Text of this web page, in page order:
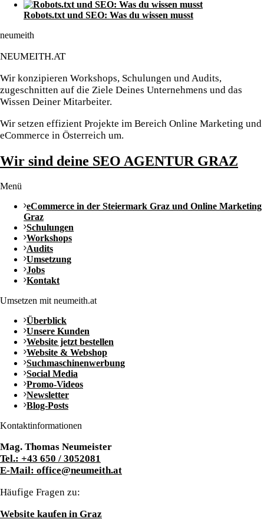
Robots.txt und SEO: Was du wissen musst
neumeith
NEUMEITH.AT
Wir konzipieren Workshops, Schulungen und Audits,
zugeschnitten auf die Ziele Deines Unternehmens und das
Wissen Deiner Mitarbeiter.
Wir setzen effizient Projekte im Bereich Online Marketing und
eCommerce in Österreich um.
Wir sind deine SEO AGENTUR GRAZ
Menü
eCommerce in der Steiermark Graz und Online Marketing
Graz
Schulungen
Workshops
Audits
Umsetzung
Jobs
Kontakt
Umsetzen mit neumeith.at
Überblick
Unsere Kunden
Website jetzt bestellen
Website & Webshop
Suchmaschinenwerbung
Social Media
Promo-Videos
Newsletter
Blog-Posts
Kontaktinformationen
Mag. Thomas Neumeister
Tel.: +43 650 / 3052081
E-Mail: office@neumeith.at
Häufige Fragen zu:
Website kaufen in Graz